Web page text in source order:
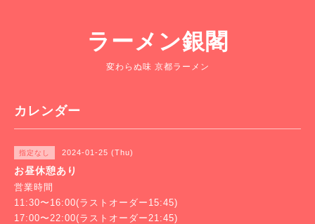
ラーメン銀閣
変わらぬ味 京都ラーメン
カレンダー
指定なし 2024-01-25 (Thu)
お昼休憩あり
営業時間
11:30〜16:00(ラストオーダー15:45)
17:00〜22:00(ラストオーダー21:45)